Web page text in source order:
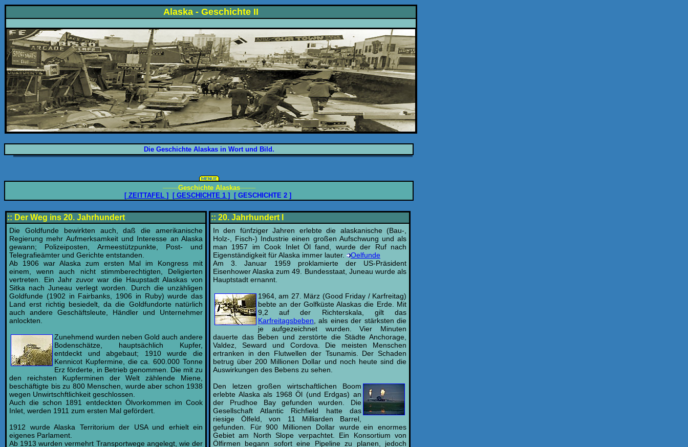
Alaska - Geschichte II
Die Geschichte Alaskas in Wort und Bild.
Geschichte Alaskas
[ ZEITTAFEL ] [ GESCHICHTE 1 ] [ GESCHICHTE 2 ]
:: Der Weg ins 20. Jahrhundert
Die Goldfunde bewirkten auch, daß die amerikanische
Regierung mehr Aufmerksamkeit und Interesse an Alaska
gewann; Polizeiposten, Armeestützpunkte, Post- und
Telegrafieämter und Gerichte entstanden.
Ab 1906 war Alaska zum ersten Mal im Kongress mit
einem, wenn auch nicht stimmberechtigten, Deligierten
vertreten. Ein Jahr zuvor war die Haupstadt Alaskas von
Sitka nach Juneau verlegt worden. Durch die unzähligen
Goldfunde (1902 in Fairbanks, 1906 in Ruby) wurde das
Land erst richtig besiedelt, da die Goldfundorte natürlich
auch andere Geschäftsleute, Händler und Unternehmer
anlockten.
Zunehmend wurden neben Gold auch andere
Bodenschätze, hauptsächlich Kupfer,
entdeckt und abgebaut; 1910 wurde die
Kennicot Kupfermine, die ca. 600.000 Tonne
Erz förderte, in Betrieb genommen. Die mit zu
den reichsten Kupferminen der Welt zählende Miene,
beschäftigte bis zu 800 Menschen, wurde aber schon 1938
wegen Unwirtschftlichkeit geschlossen.
Auch die schon 1891 entdeckten Ölvorkommen im Cook
Inlet, werden 1911 zum ersten Mal gefördert.
1912 wurde Alaska Territorium der USA und erhielt ein
eigenes Parlament.
Ab 1913 wurden vermehrt Transportwege angelegt, wie der
:: 20. Jahrhundert I
In den fünfziger Jahren erlebte die alaskanische (Bau-,
Holz-, Fisch-) Industrie einen großen Aufschwung und als
man 1957 im Cook Inlet Öl fand, wurde der Ruf nach
Eigenständigkeit für Alaska immer lauter.
Oelfunde
Am 3. Januar 1959 proklamierte der US-Präsident
Eisenhower Alaska zum 49. Bundesstaat, Juneau wurde als
Hauptstadt ernannt.
1964, am 27. März (Good Friday / Karfreitag)
bebte an der Golfküste Alaskas die Erde. Mit
9,2 auf der Richterskala, gilt das
Karfreitagsbeben , als eines der stärksten die
je aufgezeichnet wurden. Vier Minuten
dauerte das Beben und zerstörte die Städte Anchorage,
Valdez, Seward und Cordova. Die meisten Menschen
ertranken in den Flutwellen der Tsunamis. Der Schaden
betrug über 200 Millionen Dollar und noch heute sind die
Auswirkungen des Bebens zu sehen.
Den letzen großen wirtschaftlichen Boom
erlebte Alaska als 1968 Öl (und Erdgas) an
der Prudhoe Bay gefunden wurden. Die
Gesellschaft Atlantic Richfield hatte das
riesige Ölfeld, von 11 Milliarden Barrel,
gefunden. Für 900 Millionen Dollar wurde ein enormes
Gebiet am North Slope verpachtet. Ein Konsortium von
Ölfirmen begann sofort eine Pipeline zu planen, jedoch